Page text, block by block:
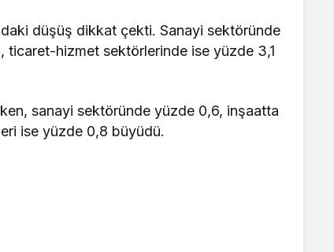
düşüş dikkat çekti. Sanayi sektöründe
hizmet sektörlerinde ise yüzde 3,1
sanayi sektöründe yüzde 0,6, inşaatta
ise yüzde 0,8 büyüdü.